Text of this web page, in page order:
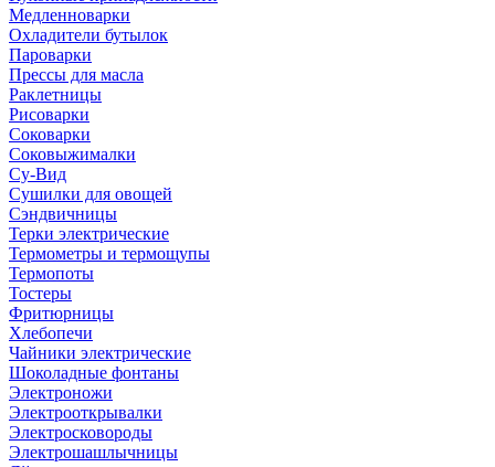
Медленноварки
Охладители бутылок
Пароварки
Прессы для масла
Раклетницы
Рисоварки
Соковарки
Соковыжималки
Су-Вид
Сушилки для овощей
Сэндвичницы
Терки электрические
Термометры и термощупы
Термопоты
Тостеры
Фритюрницы
Хлебопечи
Чайники электрические
Шоколадные фонтаны
Электроножи
Электрооткрывалки
Электросковороды
Электрошашлычницы